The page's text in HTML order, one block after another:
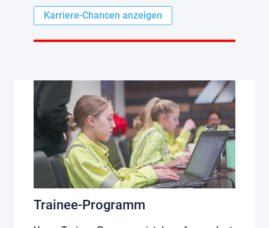
Karriere-Chancen anzeigen
Trainee-Programm